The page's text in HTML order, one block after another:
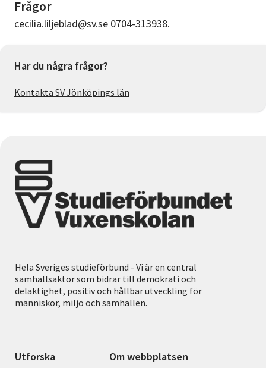
Frågor
cecilia.liljeblad@sv.se 0704-313938.
Har du några frågor?
Kontakta SV Jönköpings län
Hela Sveriges studieförbund - Vi är en central
samhällsaktör som bidrar till demokrati och
delaktighet, positiv och hållbar utveckling för
människor, miljö och samhällen.
Utforska Om webbplatsen